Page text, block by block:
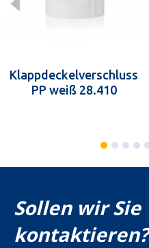
Klappdeckelverschluss
PP weiß 28.410
Sollen wir Sie
kontaktieren?